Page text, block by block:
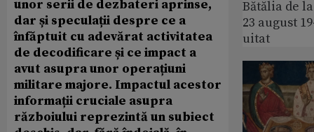
unor serii de dezbateri aprinse,
dar și speculații despre ce a
înfăptuit cu adevărat activitatea
de decodificare și ce impact a
avut asupra unor operațiuni
militare majore. Impactul acestor
informații cruciale asupra
războiului reprezintă un subiect
Bătălia de
23 august
uitat